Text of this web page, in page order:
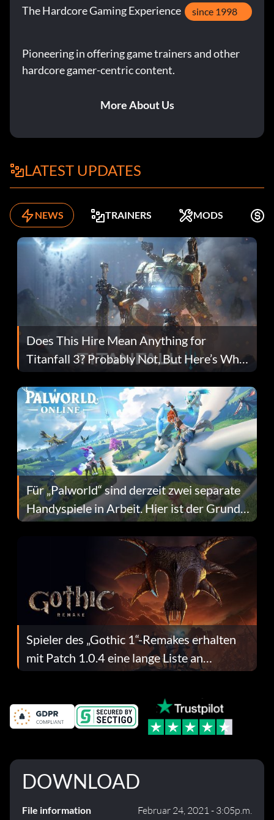
The Hardcore Gaming Experience since 1998
Pioneering in offering game trainers and other
hardcore gamer-centric content.
More About Us
LATEST UPDATES
NEWS TRAINERS MODS
Does This Hire Mean Anything for
Titanfall 3? Probably Not, But Here’s Why
Fans Are Hopeful
Für „Palworld“ sind derzeit zwei separate
Handyspiele in Arbeit. Hier ist der Grund
dafür.
Spieler des „Gothic 1“-Remakes erhalten
mit Patch 1.0.4 eine lange Liste an
Fehlerbehebungen
DOWNLOAD
File information Februar 24, 2021 - 3:05p.m.